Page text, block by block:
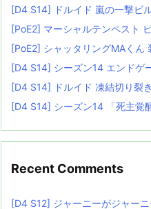
[D4 S14] ドルイド 嵐の一撃ビ
[PoE2] マーシャルテンペスト
[PoE2] シャッタリングMAくん
[D4 S14] シーズン14 エンドゲ
[D4 S14] ドルイド 凍結切り裂
[D4 S14] シーズン14 「死主覚
Recent Comments
[D4 S12] ジャーニーがジャー